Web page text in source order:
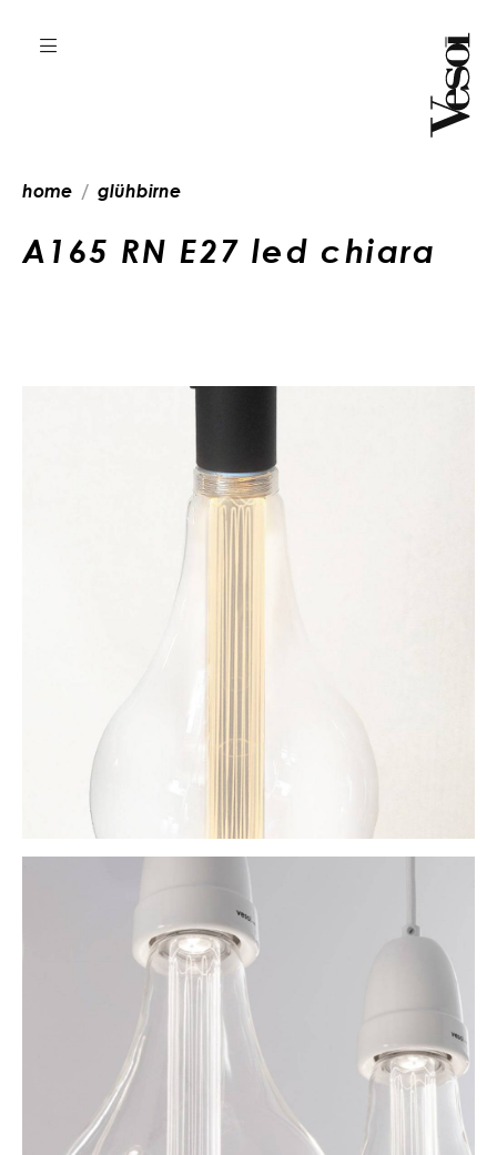
home glühbirne
A165 RN E27 led chiara